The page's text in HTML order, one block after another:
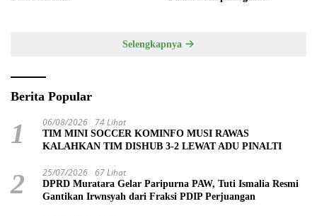
Selengkapnya
Berita Popular
1 06/08/2026 74 Lihat
TIM MINI SOCCER KOMINFO MUSI RAWAS
KALAHKAN TIM DISHUB 3-2 LEWAT ADU PINALTI
2 25/07/2026 67 Lihat
DPRD Muratara Gelar Paripurna PAW, Tuti Ismalia Resmi
Gantikan Irwnsyah dari Fraksi PDIP Perjuangan